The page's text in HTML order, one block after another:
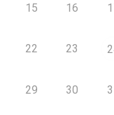
15 16
22 23
29 30